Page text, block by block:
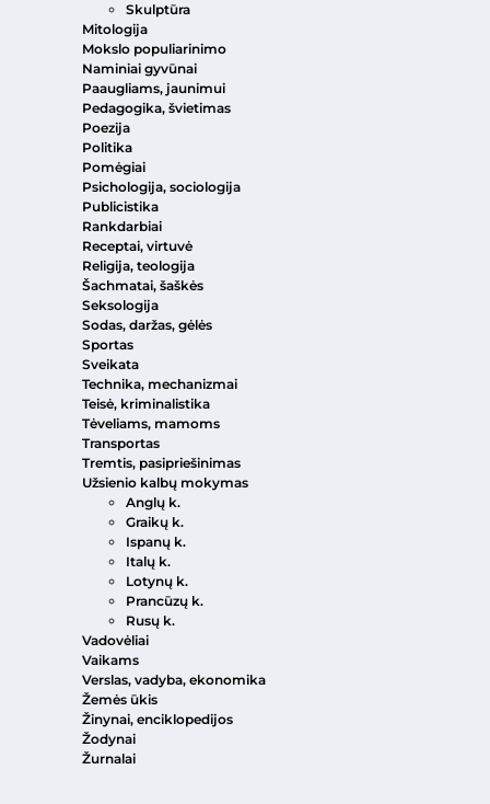
Skulptūra
Mitologija
Mokslo populiarinimo
Naminiai gyvūnai
Paaugliams, jaunimui
Pedagogika, švietimas
Poezija
Politika
Pomėgiai
Psichologija, sociologija
Publicistika
Rankdarbiai
Receptai, virtuvė
Religija, teologija
Šachmatai, šaškės
Seksologija
Sodas, daržas, gėlės
Sportas
Sveikata
Technika, mechanizmai
Teisė, kriminalistika
Tėveliams, mamoms
Transportas
Tremtis, pasipriešinimas
Užsienio kalbų mokymas
Anglų k.
Graikų k.
Ispanų k.
Italų k.
Lotynų k.
Prancūzų k.
Rusų k.
Vadovėliai
Vaikams
Verslas, vadyba, ekonomika
Žemės ūkis
Žinynai, enciklopedijos
Žodynai
Žurnalai